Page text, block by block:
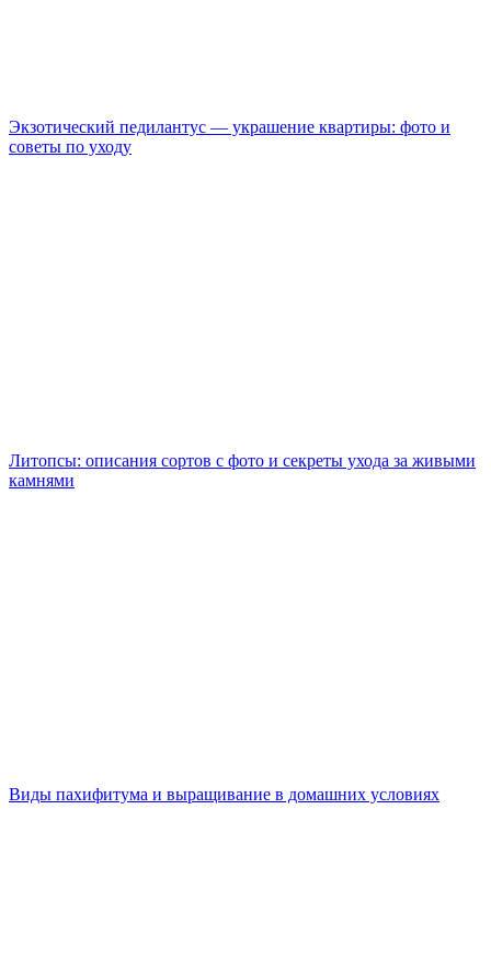
Экзотический педилантус — украшение квартиры: фото и
советы по уходу
Литопсы: описания сортов с фото и секреты ухода за живыми
камнями
Виды пахифитума и выращивание в домашних условиях